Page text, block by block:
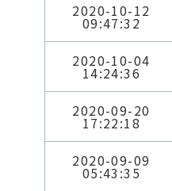
2020-10-12
09:47:32
2020-10-04
14:24:36
2020-09-20
17:22:18
2020-09-09
05:43:35